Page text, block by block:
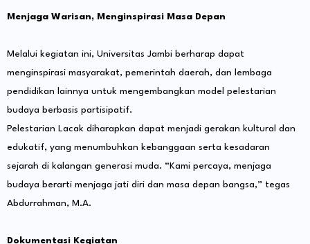
Menjaga Warisan, Menginspirasi Masa Depan
Melalui kegiatan ini, Universitas Jambi berharap dapat
menginspirasi masyarakat, pemerintah daerah, dan lembaga
pendidikan lainnya untuk mengembangkan model pelestarian
budaya berbasis partisipatif.
Pelestarian Lacak diharapkan dapat menjadi gerakan kultural dan
edukatif, yang menumbuhkan kebanggaan serta kesadaran
sejarah di kalangan generasi muda. “Kami percaya, menjaga
budaya berarti menjaga jati diri dan masa depan bangsa,” tegas
Abdurrahman, M.A.
Dokumentasi Kegiatan